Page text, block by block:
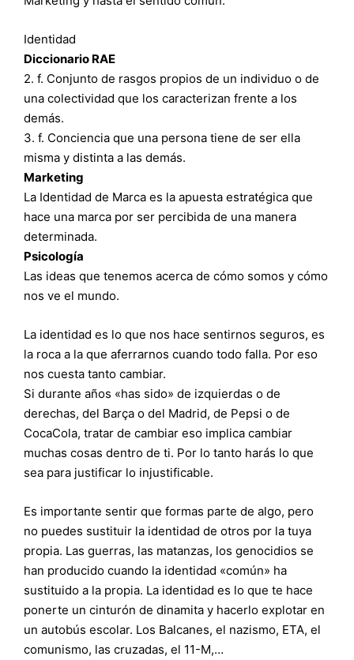
Identidad
Diccionario RAE
2. f. Conjunto de rasgos propios de un individuo o de
una colectividad que los caracterizan frente a los
demás.
3. f. Conciencia que una persona tiene de ser ella
misma y distinta a las demás.
Marketing
La Identidad de Marca es la apuesta estratégica que
hace una marca por ser percibida de una manera
determinada.
Psicología
Las ideas que tenemos acerca de cómo somos y cómo
nos ve el mundo.
La identidad es lo que nos hace sentirnos seguros, es
la roca a la que aferrarnos cuando todo falla. Por eso
nos cuesta tanto cambiar.
Si durante años «has sido» de izquierdas o de
derechas, del Barça o del Madrid, de Pepsi o de
CocaCola, tratar de cambiar eso implica cambiar
muchas cosas dentro de ti. Por lo tanto harás lo que
sea para justificar lo injustificable.
Es importante sentir que formas parte de algo, pero
no puedes sustituir la identidad de otros por la tuya
propia. Las guerras, las matanzas, los genocidios se
han producido cuando la identidad «común» ha
sustituido a la propia. La identidad es lo que te hace
ponerte un cinturón de dinamita y hacerlo explotar en
un autobús escolar. Los Balcanes, el nazismo, ETA, el
comunismo, las cruzadas, el 11-M,…